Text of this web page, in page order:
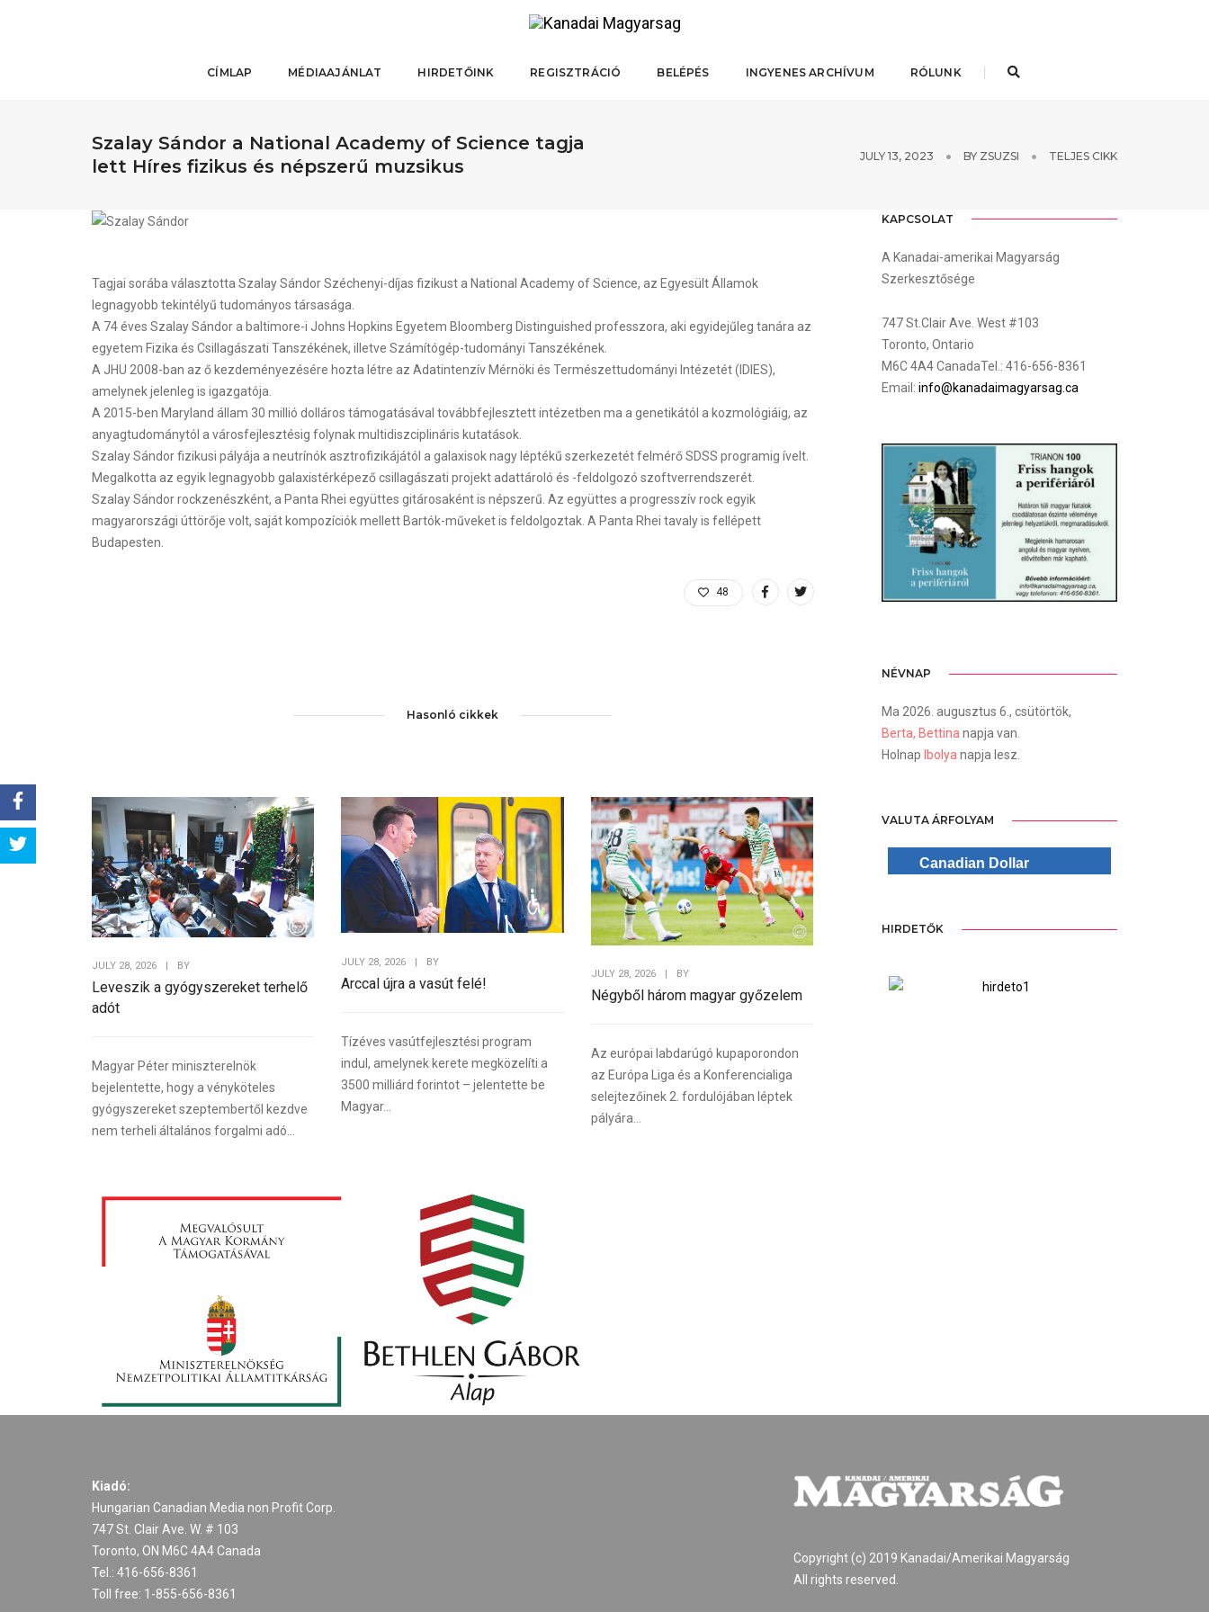
CÍMLAP MÉDIAAJÁNLAT HIRDETŐINK REGISZTRÁCIÓ BELÉPÉS INGYENES ARCHÍVUM RÓLUNK
Szalay Sándor a National Academy of Science tagja
lett Híres fizikus és népszerű muzsikus
JULY 13, 2023 BY ZSUZSI TELJES CIKK
Tagjai sorába választotta Szalay Sándor Széchenyi-díjas fizikust a National Academy of Science, az Egyesült Államok
legnagyobb tekintélyű tudományos társasága.
A 74 éves Szalay Sándor a baltimore-i Johns Hopkins Egyetem Bloomberg Distinguished professzora, aki egyidejűleg tanára az
egyetem Fizika és Csillagászati Tanszékének, illetve Számítógép-tudományi Tanszékének.
A JHU 2008-ban az ő kezdeményezésére hozta létre az Adatintenzív Mérnöki és Természettudományi Intézetét (IDIES),
amelynek jelenleg is igazgatója.
A 2015-ben Maryland állam 30 millió dolláros támogatásával továbbfejlesztett intézetben ma a genetikától a kozmológiáig, az
anyagtudománytól a városfejlesztésig folynak multidiszciplináris kutatások.
Szalay Sándor fizikusi pályája a neutrínók asztrofizikájától a galaxisok nagy léptékű szerkezetét felmérő SDSS programig ívelt.
Megalkotta az egyik legnagyobb galaxistérképező csillagászati projekt adattároló és -feldolgozó szoftverrendszerét.
Szalay Sándor rockzenészként, a Panta Rhei együttes gitárosaként is népszerű. Az együttes a progresszív rock egyik
magyarországi úttörője volt, saját kompozíciók mellett Bartók-műveket is feldolgoztak. A Panta Rhei tavaly is fellépett
Budapesten.
48
Hasonló cikkek
JULY 28, 2026 | BY
Leveszik a gyógyszereket terhelő
adót
Magyar Péter miniszterelnök
bejelentette, hogy a vényköteles
gyógyszereket szeptembertől kezdve
nem terheli általános forgalmi adó...
JULY 28, 2026 | BY
Arccal újra a vasút felé!
Tízéves vasútfejlesztési program
indul, amelynek kerete megközelíti a
3500 milliárd forintot – jelentette be
Magyar...
JULY 28, 2026 BY
Négyből három magyar győzelem
Az európai labdarúgó kupaporondon
az Európa Liga és a Konferencialiga
selejtezőinek 2. fordulójában léptek
pályára...
KAPCSOLAT
A Kanadai-amerikai Magyarság
Szerkesztősége
747 St.Clair Ave. West #103
Toronto, Ontario
M6C 4A4 CanadaTel.: 416-656-8361
Email: info@kanadaimagyarsag.ca
NÉVNAP
Ma 2026. augusztus 6., csütörtök,
Berta, Bettinanapja van.
Holnap Ibolyanapja lesz.
VALUTA ÁRFOLYAM
Canadian Dollar
HIRDETŐK
Kiadó:
Hungarian Canadian Media non Profit Corp.
747 St. Clair Ave. W. # 103
Toronto, ON M6C 4A4 Canada
Tel.: 416-656-8361
Toll free: 1-855-656-8361
Copyright (c) 2019 Kanadai/Amerikai Magyarság
All rights reserved.
Share